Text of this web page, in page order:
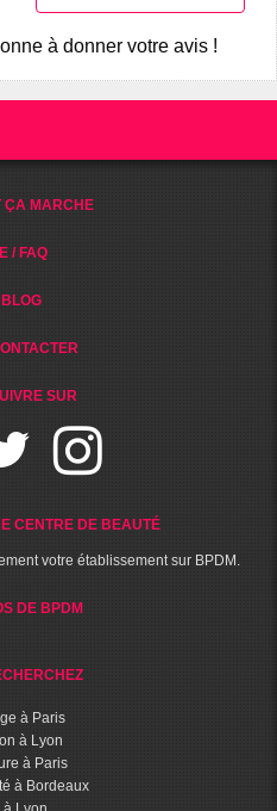
à donner votre avis !
ÇA MARCHE
/ FAQ
BLOG
SUR
CENTRE DE BEAUTÉ
votre établissement sur BPDM.
DE BPDM
à Paris
à Lyon
à Paris
à Bordeaux